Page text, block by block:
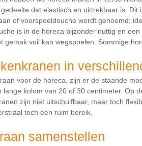
dat elastisch en uittrekbaar is.
of voorspoeldouche wordt genoemd;
is in de horeca bijzonder nuttig en
gemak vuil kan wegspoelen. Sommige
in
voor de horeca, zijn er de staande
lange kolom van 20 of 30 centimeter. Op
zijn niet uitschuifbaar, maar toch
toch een ruim bereik.
samenstellen